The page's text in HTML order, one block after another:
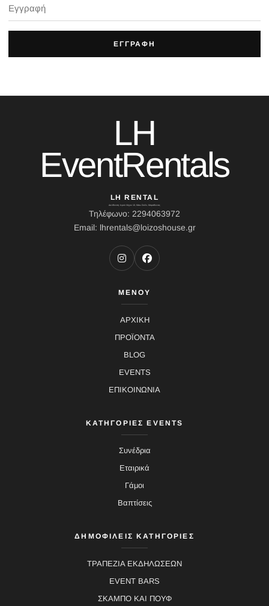
ΕΓΓΡΑΦΗ
LH
EventRentals
LH RENTAL
Διεύθυνση: Ιερού Λόχου 10, Κάτω Σούλι, Μαραθώνας
Τηλέφωνο: 2294063972
Email: lhrentals@loizoshouse.gr
ΜΕΝΟΥ
ΑΡΧΙΚΗ
ΠΡΟΪΟΝΤΑ
BLOG
EVENTS
ΕΠΙΚΟΙΝΩΝΙΑ
ΚΑΤΗΓΟΡΙΕΣ EVENTS
Συνέδρια
Εταιρικά
Γάμοι
Βαπτίσεις
ΔΗΜΟΦΙΛΕΙΣ ΚΑΤΗΓΟΡΙΕΣ
ΤΡΑΠΕΖΙΑ ΕΚΔΗΛΩΣΕΩΝ
EVENT BARS
ΣΚΑΜΠΟ ΚΑΙ ΠΟΥΦ